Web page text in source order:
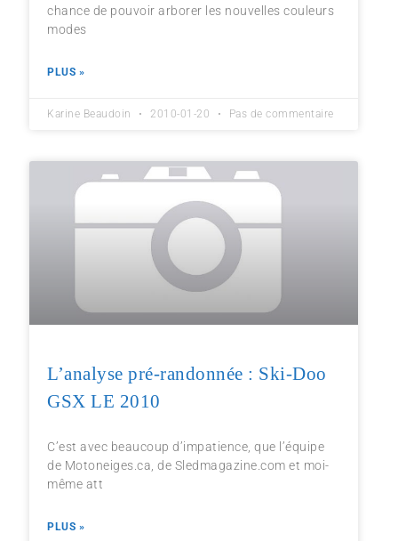
chance de pouvoir arborer les nouvelles couleurs
modes
PLUS »
Karine Beaudoin 2010-01-20 Pas de commentaire
L’analyse pré-randonnée : Ski-Doo
GSX LE 2010
C’est avec beaucoup d’impatience, que l’équipe
de Motoneiges.ca, de Sledmagazine.com et moi-
même att
PLUS »